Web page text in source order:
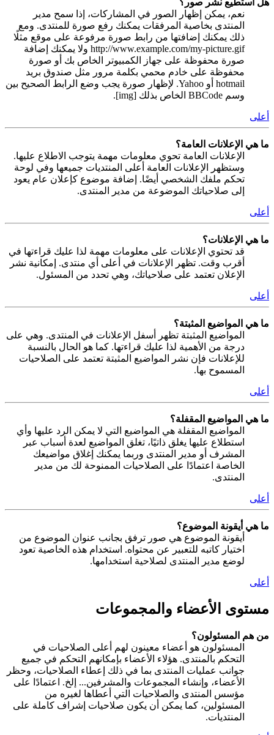
هل أستطيع نشر صور؟
نعم، يمكن إظهار الصور في المشاركات، إذا سمح مدير
المنتدى بخاصية المرفقات يمكنك رفع صورة للمنتدى. ومع
ذلك يمكنك إضافتها من رابط صورة مرفوعة على موقع مثلًا
http://www.example.com/my-picture.gif ولا يمكنك إضافة
صورة محفوظة على جهاز الكمبيوتر الخاص بك أو صورة
محفوظة على خادم محمي بكلمة مرور مثل صندوق بريد
hotmail أو Yahoo. لإظهار صورة يجب وضع الرابط الصحيح بين
وسم BBCode الخاص بذلك [img].
أعلى
ما هي الإعلانات العامة؟
الإعلانات العامة تحوي معلومات مهمة يتوجب الاطلاع عليها.
وستظهر الإعلانات العامة أعلى المنتديات جميعها وفي لوحة
تحكم ملفك الشخصي أيضًا. إضافة موضوع كإعلان عام يعود
إلى صلاحياتك الموضوعة من مدير المنتدى.
أعلى
ما هي الإعلانات؟
قد تحتوي الإعلانات على معلومات مهمة لذا عليك قراءتها في
أقرب وقت. تظهر الإعلانات في أعلى أي منتدى. إمكانية نشر
الإعلان تعتمد على صلاحياتك، وهي تحدد من المسئول.
أعلى
ما هي المواضيع المثبتة؟
المواضيع المثبتة تظهر أسفل الإعلانات في المنتدى. وهي على
درجة من الأهمية لذا عليك قراءتها. كما هو الحال بالنسبة
للإعلانات فإن نشر المواضيع المثبتة تعتمد على الصلاحيات
المسموح بها.
أعلى
ما هي المواضيع المقفلة؟
المواضيع المقفلة هي المواضيع التي لا يمكن الرد عليها وأي
استطلاع عليها يغلق ذاتيًا، تغلق المواضيع لعدة أسباب عبر
المشرف أو مدير المنتدى وربما يمكنك إغلاق مواضيعك
الخاصة اعتمادًا على الصلاحيات الممنوحة لك من مدير
المنتدى.
أعلى
ما هي أيقونة الموضوع؟
أيقونة الموضوع هي صور ترفق بجانب عنوان الموضوع من
اختيار كاتبه للتعبير عن محتواه. استخدام هذه الخاصية تعود
لوضع مدير المنتدى لصلاحية استخدامها.
أعلى
مستوى الأعضاء والمجموعات
من هم المسئولون؟
المسئولون هو أعضاء معينون لهم أعلى الصلاحيات في
التحكم بالمنتدى. هؤلاء الأعضاء بإمكانهم التحكم في جميع
جوانب عمليات المنتدى بما في ذلك إعطاء الصلاحيات، وحظر
الأعضاء، وإنشاء المجموعات والمشرفين... إلخ. اعتمادًا على
مؤسس المنتدى والصلاحيات التي أعطاها لغيره من
المسئولين، كما يمكن أن يكون صلاحيات إشراف كاملة على
المنتديات.